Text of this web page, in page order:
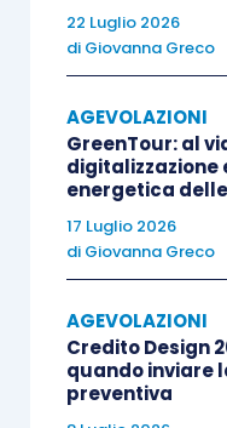
alla media,
dell’
modificato
hainnalzato
energivore”, dotate
elettrica di
a 16,5 kW,è
22 Luglio 2026
di Giovanna Greco
AGEVOLAZIONI
GreenTour: al
digitalizzazione
energetica
17 Luglio 2026
di Giovanna Greco
AGEVOLAZIONI
Credito Design
quando inviare
preventiva